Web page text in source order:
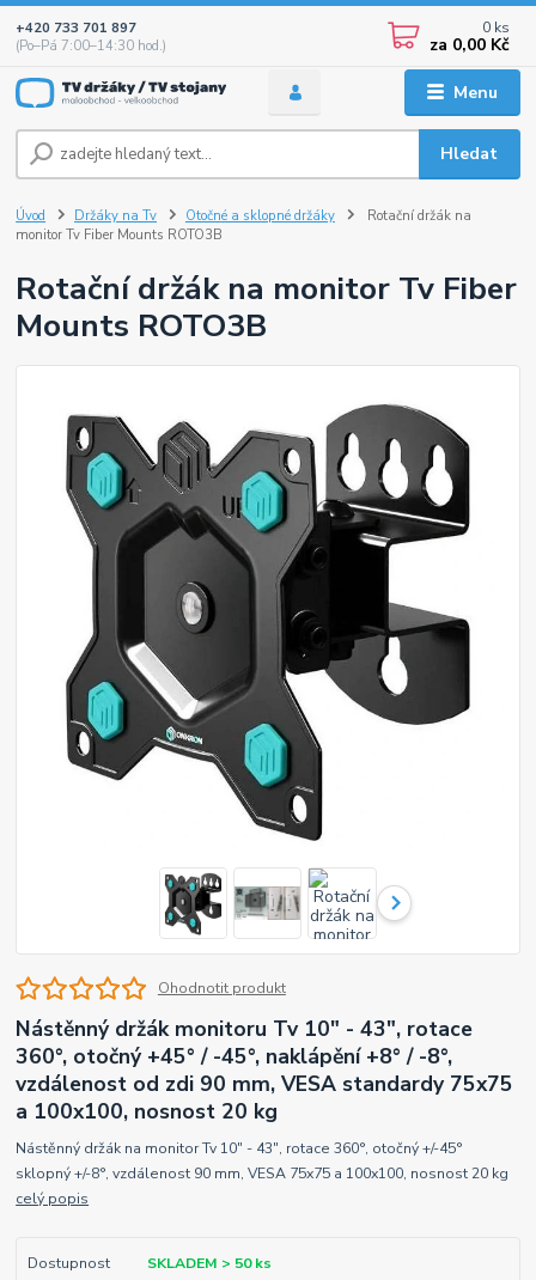
Menu
Hledat
+420 733 701 897
(Po–Pá 7:00–14:30 hod.)
0 ks
za 0,00 Kč
Úvod Držáky na Tv Otočné a sklopné držáky
Rotační držák na
monitor Tv Fiber Mounts ROTO3B
Rotační držák na monitor Tv Fiber
Mounts ROTO3B
Ohodnotit produkt
Nástěnný držák monitoru Tv 10" - 43", rotace
360°, otočný +45° / -45°, naklápění +8° / -8°,
vzdálenost od zdi 90 mm, VESA standardy 75x75
a 100x100, nosnost 20 kg
Nástěnný držák na monitor Tv 10" - 43", rotace 360°, otočný +/-45°
sklopný +/-8°, vzdálenost 90 mm, VESA 75x75 a 100x100, nosnost 20 kg
celý popis
Dostupnost
SKLADEM > 50 ks